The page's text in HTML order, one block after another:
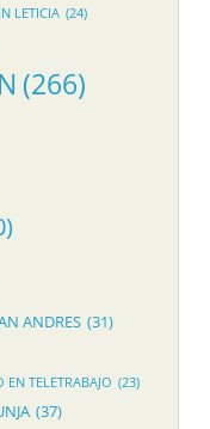
LETICIA (24)
(266)
ANDRES (31)
EN TELETRABAJO (23)
(37)